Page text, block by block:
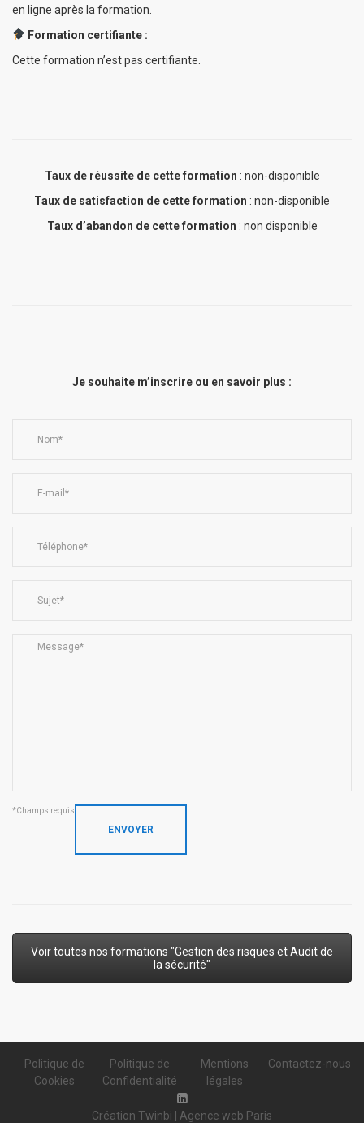
en ligne après la formation.
Formation certifiante :
Cette formation n’est pas certifiante.
Taux de réussite de cette formation : non-disponible
Taux de satisfaction de cette formation : non-disponible
Taux d’abandon de cette formation : non disponible
Je souhaite m’inscrire ou en savoir plus :
*Champs requis
Voir toutes nos formations "Gestion des risques et Audit de
la sécurité"
Politique de
Cookies
Politique de
Confidentialité
Mentions
légales
Contactez-nous
Création Twinbi | Agence web Paris